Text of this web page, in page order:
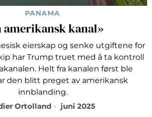
PANAMA
amerikansk kanal»
eierskap og senke utgiftene for
har Trump truet med å ta kontroll
Helt fra kanalen først ble
den blitt preget av amerikansk
innblanding.
Ortolland
juni 2025